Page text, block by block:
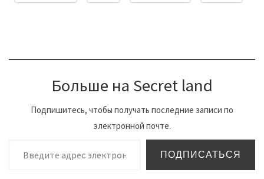
Больше на Secret land
Подпишитесь, чтобы получать последние записи по
электронной почте.
Введите адрес электронной почты…
ПОДПИСАТЬСЯ